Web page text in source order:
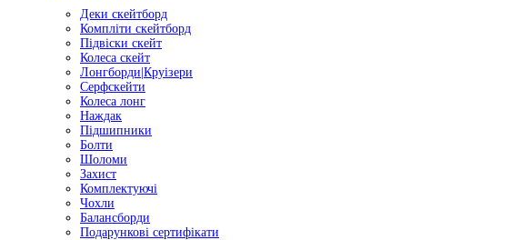
Деки скейтборд
Компліти скейтборд
Підвіски скейт
Колеса скейт
Лонгборди|Круізери
Серфскейти
Колеса лонг
Наждак
Підшипники
Болти
Шоломи
Захист
Комплектуючі
Чохли
Балансборди
Подарункові сертифікати